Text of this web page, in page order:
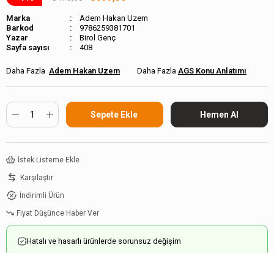
Marka
Adem Hakan Uzem
Barkod
9786259381701
Birol Genç
Sayfa sayısı
408
Adem Hakan Uzem AGS Konu Anlatımı
İstek Listeme Ekle
Karşılaştır
İndirimli Ürün
Fiyat Düşünce Haber Ver
Hatalı ve hasarlı ürünlerde sorunsuz değişim